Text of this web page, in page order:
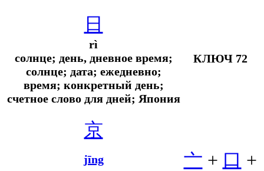
日
rì
солнце; день, дневное время;
солнце; дата; ежедневно;
время; конкретный день;
счетное слово для дней; Япония
КЛЮЧ 72
京
jīng
亠 + 口 +